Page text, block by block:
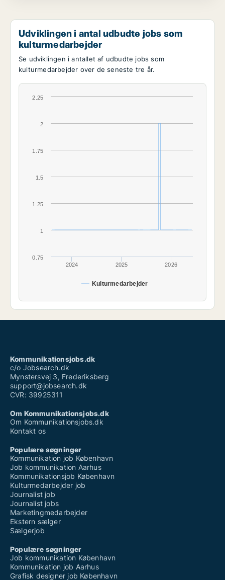
Udviklingen i antal udbudte jobs som
kulturmedarbejder
Se udviklingen i antallet af udbudte jobs som
kulturmedarbejder over de seneste tre år.
Kulturmedarbejder
2024 2025 2026
1
2
0.75
1.25
1.5
1.75
2.25
Kommunikationsjobs.dk
c/o Jobsearch.dk
Mynstersvej 3, Frederiksberg
support@jobsearch.dk
CVR: 39925311
Om Kommunikationsjobs.dk
Om Kommunikationsjobs.dk
Kontakt os
Populære søgninger
Kommunikation job København
Job kommunikation Aarhus
Kommunikationsjob København
Kulturmedarbejder job
Journalist job
Journalist jobs
Marketingmedarbejder
Ekstern sælger
Sælgerjob
Populære søgninger
Job kommunikation København
Kommunikation job Aarhus
Grafisk designer job København